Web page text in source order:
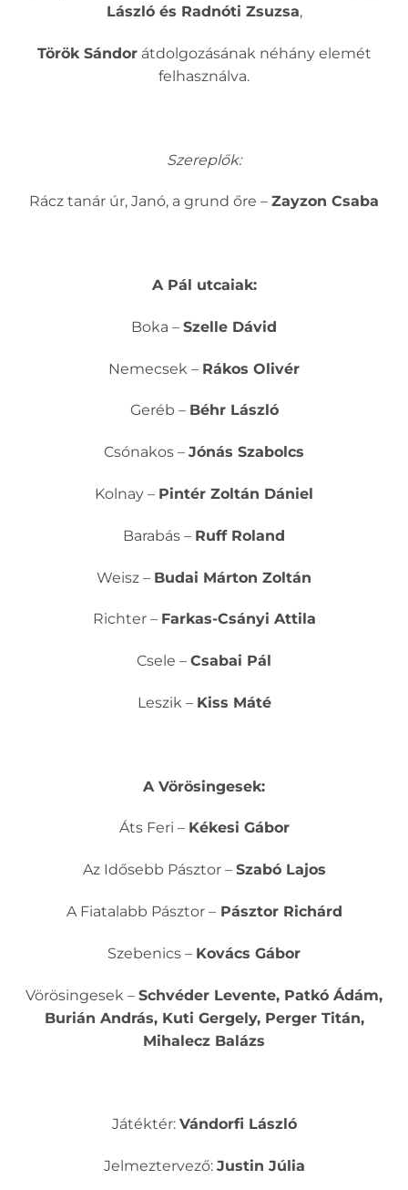
László és Radnóti Zsuzsa,
Török Sándorátdolgozásának néhány elemét
felhasználva.
Szereplők:
Rácz tanár úr, Janó, a grund őre – Zayzon Csaba
A Pál utcaiak:
Boka – Szelle Dávid
Nemecsek – Rákos Olivér
Geréb – Béhr László
Csónakos – Jónás Szabolcs
Kolnay – Pintér Zoltán Dániel
Barabás – Ruff Roland
Weisz – Budai Márton Zoltán
Richter – Farkas-Csányi Attila
Csele – Csabai Pál
Leszik – Kiss Máté
A Vörösingesek:
Áts Feri – Kékesi Gábor
Az Idősebb Pásztor – Szabó Lajos
A Fiatalabb Pásztor –Pásztor Richárd
Szebenics – Kovács Gábor
Vörösingesek – Schvéder Levente, Patkó Ádám,
Burián András, Kuti Gergely, Perger Titán,
Mihalecz Balázs
Játéktér: Vándorfi László
Jelmeztervező: Justin Júlia